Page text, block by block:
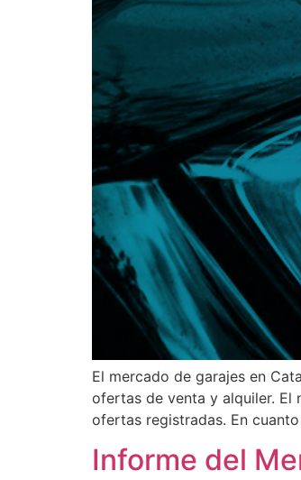
El mercado de garajes en
ofertas de venta y alquiler. El
ofertas registradas. En
Informe del